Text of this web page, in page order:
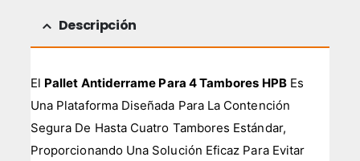
Descripción
El Pallet Antiderrame Para 4 Tambores HPBEs
Una Plataforma Diseñada Para La Contención
Segura De Hasta Cuatro Tambores Estándar,
Proporcionando Una Solución Eficaz Para Evitar